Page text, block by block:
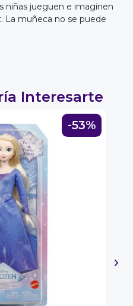
niñas jueguen e imaginen
La muñeca no se puede
Interesarte
-53%